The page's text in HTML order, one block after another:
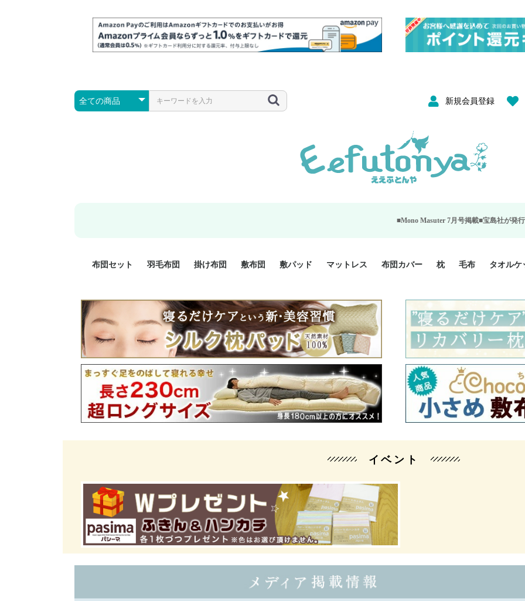
新規会員登録
■Mono Masuter 7月号掲載■宝島社が発行する大人のモ
布団セット
羽毛布団セット 2点セット
3点セット
4点セット
5点セット
6点セット
エクセルゴールド
ロイヤルゴールド
マザーダックダウン
小さい布団セット
大きい布団セット
掛け布団セット 2点セット
3点セット
4点セット
6点セット
敷布団セット 2点セット
3点セット
羽毛布団
プレミアムゴールド
ロイヤルゴールド
エクセルゴールド
ニューゴールド
マザーダックダウン
マザーグースダウン
スーパーロングサイズ
洗える羽毛布団
肌掛け布団
掛け布団
防ダニ掛け布団
洗える掛け布団
小さい掛け布団
大きい掛け布団
肌掛け布団
敷布団
防ダニ敷布団
小さい敷布団 70cm幅 ミニシングル
75cm幅 ショートセミシ
ングル
80cm幅 セミシングル
大きい敷布団
機能性敷布団
敷パッド
シングルサイズ敷パッド
小さい敷パッド
大きい敷パッド
シルク敷パッド
枕パッド
シルク枕パッド
除湿シート
接触冷感パッド
暖かパッド
ガーゼケット
オーガニックコットン
ベッドパッド
パッドセット
マットレス 布団カバー
掛け布団カバー ジュ
シン
シン
カバー
セミ
ー
ダブ
ダブ
バー
クィ
暖か
敷布団カバー ジュ
セミ
ー
シン
シン
バー
ダブ
枕カバー シル
BOXシーツ シン
シン
ツ
セミ
ダブ
スー
ツ
防ダニカバー
クッションカバー
オーガニックコットン
カバーセット カバ
カバ
枕
小さめ 35×50cm
やや小さめ 35×55cm
普通 43×63cm
大きめ 50×70cm
パイプ枕
高反発枕
低反発枕
機能性枕・その他枕
毛布 タオルケ
ハーフ
シング
セミダ
ダブル
接触冷感
天然素
イベント